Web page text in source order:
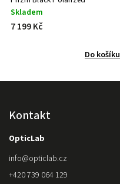
Skladem
7 199 Kč
Do košíku
Kontakt
OpticLab
info@opticlab.cz
+420 739 064 129